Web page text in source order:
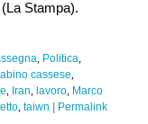
(La Stampa).
Politica
cassese
Iran lavoro Marco
taiwn | Permalink